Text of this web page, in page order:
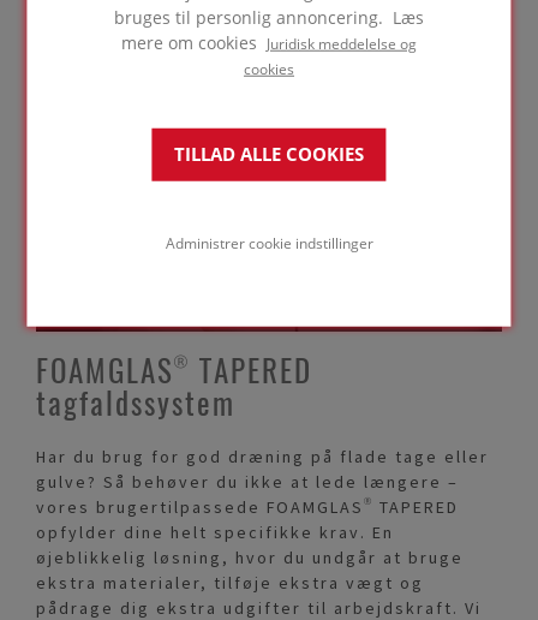
bruges til personlig annoncering. Læs
mere om cookies
Juridisk meddelelse og
cookies
TILLAD ALLE COOKIES
Administrer cookie indstillinger
KONTAKT OS
FOAMGLAS® TAPERED
tagfaldssystem
Har du brug for god dræning på flade tage eller
gulve? Så behøver du ikke at lede længere –
vores brugertilpassede FOAMGLAS® TAPERED
opfylder dine helt specifikke krav. En
øjeblikkelig løsning, hvor du undgår at bruge
ekstra materialer, tilføje ekstra vægt og
pådrage dig ekstra udgifter til arbejdskraft. Vi